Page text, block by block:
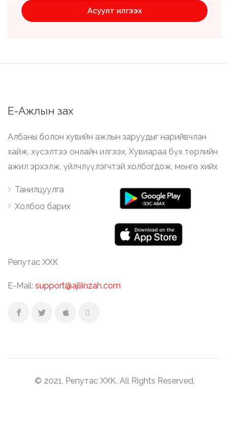
Асуулт илгээх
Е-Ажлын зах
Албаны болон хувийн ажлын заруудыг нарийвчлан
хайж, хүсэлтээ онлайн илгээх. Хувиараа бүх төрлийн
ажил эрхэлж, үйлчлүүлэгчтэй холбогдож, мөнгө хийх
Танилцуулга
Холбоо барих
Репутас ХХК
E-Mail: support@ajliinzah.com
© 2021, Репутас ХХК. All Rights Reserved.